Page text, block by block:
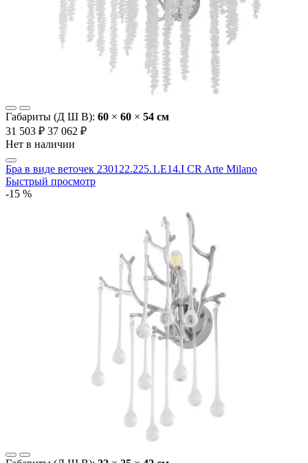
Габариты (Д Ш В): 60 × 60 × 54 cм
31 503 ₽ 37 062 ₽
Нет в наличии
Бра в виде веточек 230122.225.1.E14.I CR Arte Milano
Быстрый просмотр
-15 %